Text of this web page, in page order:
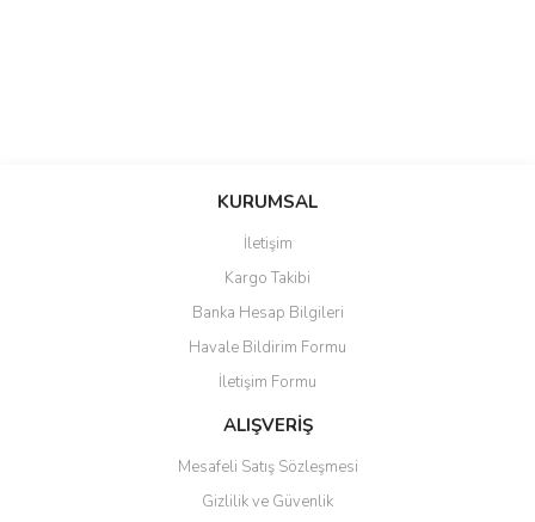
Bu ürüne ilk yorumu siz yapın!
Ürün resmi kalitesiz, bozuk veya görüntülenemiyor.
Ürün açıklamasında eksik bilgiler bulunuyor.
Ürün bilgilerinde hatalar bulunuyor.
Ürün fiyatı diğer sitelerden daha pahalı.
Bu ürüne benzer farklı alternatifler olmalı.
KURUMSAL
İletişim
Kargo Takibi
Banka Hesap Bilgileri
Havale Bildirim Formu
İletişim Formu
ALIŞVERİŞ
Mesafeli Satış Sözleşmesi
Gizlilik ve Güvenlik